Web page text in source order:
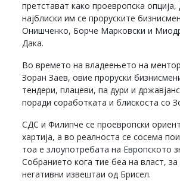
претстават како проевропска опција,
најблиски им се проруските
Онишченко, Борче Марковски и
Дака.
Во времето на владеењето на
Зоран Заев, овие проруски
тендери, плацеви, па дури и
поради соработката и блискоста со
СДС и Филипче се проевропски
хартија, а во реалноста се сосема
тоа е злоупотребата на Европското
Собранието кога тие беа на власт,
негативни извештаи од Брисел.